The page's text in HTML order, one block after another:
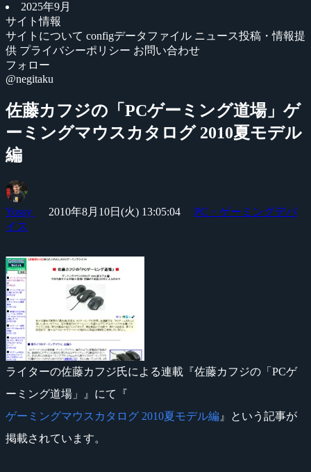
2025年9月
サイト情報
サイトについて configデータファイル ニュース投稿・情報提
供 プライバシーポリシー お問い合わせ
フォロー
@negitaku
佐藤カフジの「PCゲーミング道場」ゲ
ーミングマウスカタログ 2010夏モデル
編
Yossy 2010年8月10日(火) 13:05:04
PC・ゲーミングデバ
イス
ライターの佐藤カフジ氏による連載『佐藤カフジの「PCゲ
ーミング道場」』にて『
ゲーミングマウスカタログ 2010夏モデル編 』という記事が
掲載されています。